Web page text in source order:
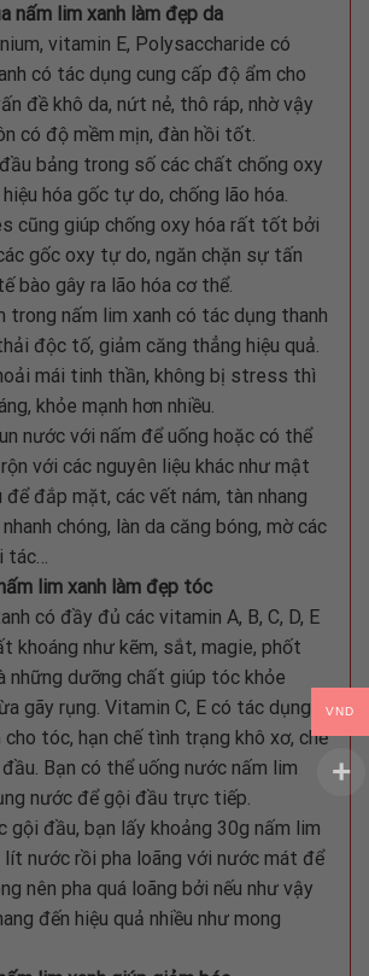
nấm lim xanh làm đẹp da
vitamin E, Polysaccharide có
có tác dụng cung cấp độ ẩm cho
đề khô da, nứt nẻ, thô ráp, nhờ vậy
có độ mềm mịn, đàn hồi tốt.
bảng trong số các chất chống oxy
hóa gốc tự do, chống lão hóa.
cũng giúp chống oxy hóa rất tốt bởi
gốc oxy tự do, ngăn chặn sự tấn
bào gây ra lão hóa cơ thể.
trong nấm lim xanh có tác dụng thanh
độc tố, giảm căng thẳng hiệu quả.
mái tinh thần, không bị stress thì
khỏe mạnh hơn nhiều.
nước với nấm để uống hoặc có thể
với các nguyên liệu khác như mật
để đắp mặt, các vết nám, tàn nhang
chóng, làn da căng bóng, mờ các
lim xanh làm đẹp tóc
có đầy đủ các vitamin A, B, C, D, E
khoáng như kẽm, sắt, magie, phốt
những dưỡng chất giúp tóc khỏe
gãy rụng. Vitamin C, E có tác dụng
tóc, hạn chế tình trạng khô xơ, chẻ
Bạn có thể uống nước nấm lim
nước để gội đầu trực tiếp.
gội đầu, bạn lấy khoảng 30g nấm lim
lít nước rồi pha loãng với nước mát để
nên pha quá loãng bởi nếu như vậy
đến hiệu quả nhiều như mong
VND